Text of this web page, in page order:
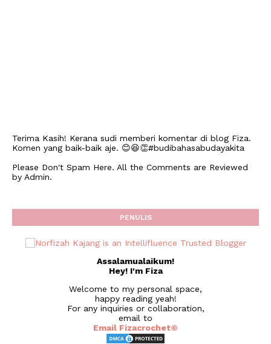
Terima Kasih! Kerana sudi memberi komentar di blog Fiza.
Komen yang baik-baik aje. 😊😆👏#budibahasabudayakita
Please Don't Spam Here. All the Comments are Reviewed
by Admin.
PENULIS
Assalamualaikum!
Hey! I'm Fiza
Welcome to my personal space,
happy reading yeah!
For any inquiries or collaboration,
email to
Email Fizacrochet©